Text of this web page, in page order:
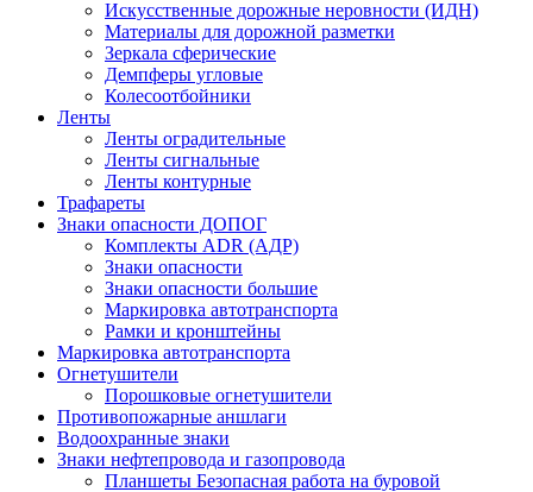
Искусственные дорожные неровности (ИДН)
Материалы для дорожной разметки
Зеркала сферические
Демпферы угловые
Колесоотбойники
Ленты
Ленты оградительные
Ленты сигнальные
Ленты контурные
Трафареты
Знаки опасности ДОПОГ
Комплекты ADR (АДР)
Знаки опасности
Знаки опасности большие
Маркировка автотранспорта
Рамки и кронштейны
Маркировка автотранспорта
Огнетушители
Порошковые огнетушители
Противопожарные аншлаги
Водоохранные знаки
Знаки нефтепровода и газопровода
Планшеты Безопасная работа на буровой